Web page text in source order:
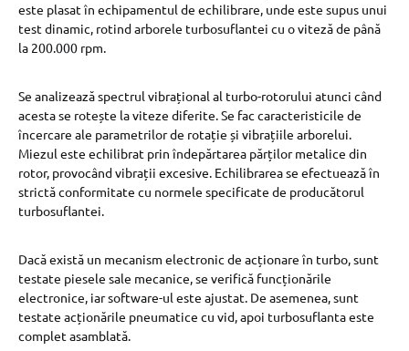
este plasat în echipamentul de echilibrare, unde este supus unui
test dinamic, rotind arborele turbosuflantei cu o viteză de până
la 200.000 rpm.
Se analizează spectrul vibrațional al turbo-rotorului atunci când
acesta se rotește la viteze diferite. Se fac caracteristicile de
încercare ale parametrilor de rotație și vibrațiile arborelui.
Miezul este echilibrat prin îndepărtarea părților metalice din
rotor, provocând vibrații excesive. Echilibrarea se efectuează în
strictă conformitate cu normele specificate de producătorul
turbosuflantei.
Dacă există un mecanism electronic de acționare în turbo, sunt
testate piesele sale mecanice, se verifică funcționările
electronice, iar software-ul este ajustat. De asemenea, sunt
testate acționările pneumatice cu vid, apoi turbosuflanta este
complet asamblată.